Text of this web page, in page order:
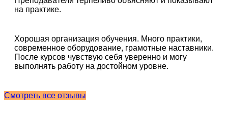
на практике.
Хорошая организация обучения. Много практики,
современное оборудование, грамотные наставники.
После курсов чувствую себя уверенно и могу
выполнять работу на достойном уровне.
Смотреть все отзывы